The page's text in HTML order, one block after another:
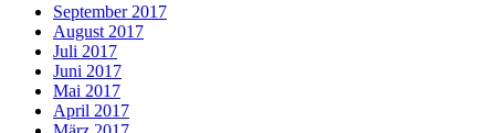
September 2017
August 2017
Juli 2017
Juni 2017
Mai 2017
April 2017